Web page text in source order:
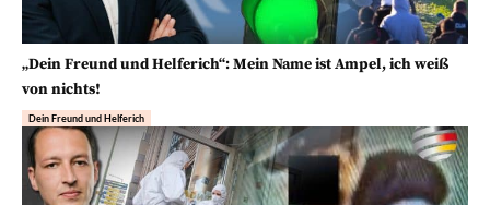
„Dein Freund und Helferich“: Mein Name ist Ampel, ich weiß
von nichts!
Dein Freund und Helferich